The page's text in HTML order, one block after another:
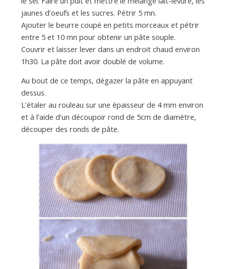
jaunes d’oeufs et les sucres. Pétrir 5 mn.
Ajouter le beurre coupé en petits morceaux et pétrir
entre 5 et 10 mn pour obtenir un pâte souple.
Couvrir et laisser lever dans un endroit chaud environ
1h30. La pâte doit avoir doublé de volume.
Au bout de ce temps, dégazer la pâte en appuyant
dessus.
L’étaler au rouleau sur une épaisseur de 4 mm environ
et à l’aide d’un découpoir rond de 5cm de diamètre,
découper des ronds de pâte.